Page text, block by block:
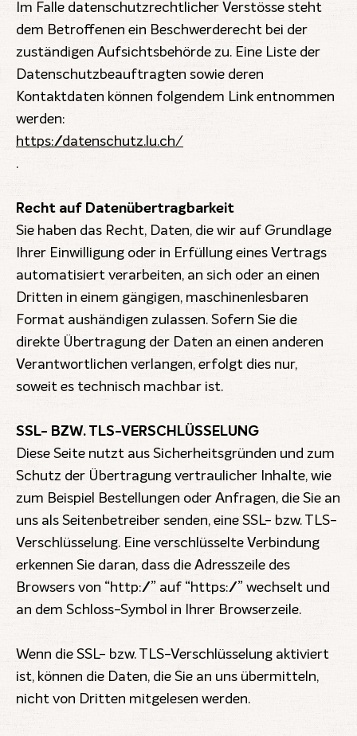
Im Falle datenschutzrechtlicher Verstösse steht
dem Betroffenen ein Beschwerderecht bei der
zuständigen Aufsichtsbehörde zu. Eine Liste der
Datenschutzbeauftragten sowie deren
Kontaktdaten können folgendem Link entnommen
werden:
https://datenschutz.lu.ch/
.
Recht auf Datenübertragbarkeit
Sie haben das Recht, Daten, die wir auf Grundlage
Ihrer Einwilligung oder in Erfüllung eines Vertrags
automatisiert verarbeiten, an sich oder an einen
Dritten in einem gängigen, maschinenlesbaren
Format aushändigen zulassen. Sofern Sie die
direkte Übertragung der Daten an einen anderen
Verantwortlichen verlangen, erfolgt dies nur,
soweit es technisch machbar ist.
SSL- BZW. TLS-VERSCHLÜSSELUNG
Diese Seite nutzt aus Sicherheitsgründen und zum
Schutz der Übertragung vertraulicher Inhalte, wie
zum Beispiel Bestellungen oder Anfragen, die Sie an
uns als Seitenbetreiber senden, eine SSL- bzw. TLS-
Verschlüsselung. Eine verschlüsselte Verbindung
erkennen Sie daran, dass die Adresszeile des
Browsers von “http://” auf “https://” wechselt und
an dem Schloss-Symbol in Ihrer Browserzeile.
Wenn die SSL- bzw. TLS-Verschlüsselung aktiviert
ist, können die Daten, die Sie an uns übermitteln,
nicht von Dritten mitgelesen werden.